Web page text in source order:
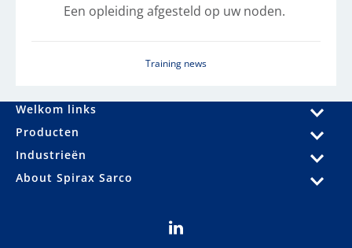
Een opleiding afgesteld op uw noden.
Training news
Welkom links
Producten
Industrieën
About Spirax Sarco